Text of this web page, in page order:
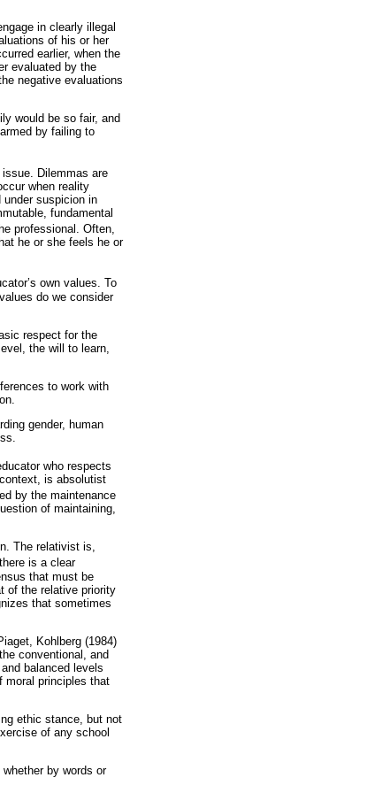
in clearly illegal
of his or her
earlier, when the
evaluated by the
negative evaluations
would be so fair, and
by failing to
Dilemmas are
when reality
suspicion in
fundamental
professional. Often,
he or she feels he or
own values. To
do we consider
respect for the
the will to learn,
to work with
gender, human
who respects
is absolutist
by the maintenance
of maintaining,
The relativist is,
is a clear
that must be
of the relative priority
that sometimes
Kohlberg (1984)
conventional, and
balanced levels
moral principles that
ethic stance, but not
of any school
by words or